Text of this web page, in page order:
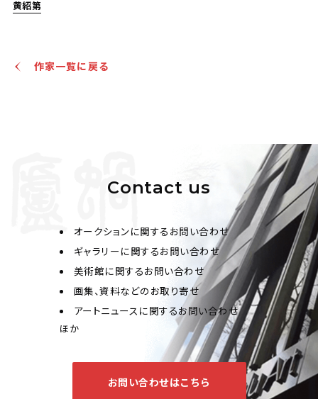
黄紹第
公開終了
何維樸 山水
Jo's Auction
2026/04/22
JPY 60,000 - 80,000
作家一覧に戻る
Contact us
オークションに関するお問い合わせ
ギャラリーに関するお問い合わせ
美術館に関するお問い合わせ
画集、資料などのお取り寄せ
アートニュースに関するお問い合わせ
ほか
お問い合わせはこちら